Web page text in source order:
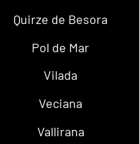
Quirze de Besora
Pol de Mar
Vilada
Veciana
Vallirana